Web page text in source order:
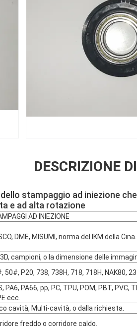
DESCRIZIONE
stampaggio ad iniezione
e ad alta rotazione
AD INIEZIONE
DME, MISUMI, norma del lKM della Cina.
3D, campioni, o la dimensione delle
50#, P20, 738, 738H, 718, 718H, NAK80,
PA6, PA66, pp, PC, TPU, POM, PBT, PVC,
ecc.
cavità, Multi-cavità, o dalla richiesta.
freddo o corridore caldo.